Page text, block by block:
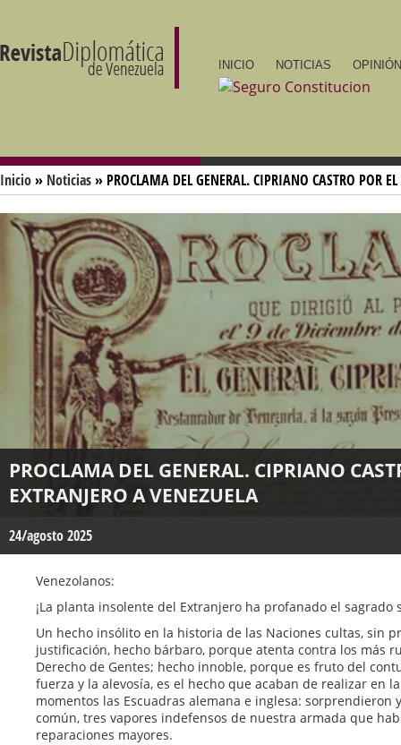
INICIO NOTICIAS
Inicio» Noticias» PROCLAMA DEL GENERAL. CIPRIANO CASTRO POR
PROCLAMA DEL GENERAL. CIPRIANO
EXTRANJERO A VENEZUELA
24/agosto 2025
Venezolanos:
¡La planta insolente del Extranjero ha profanado el sagrado
Un hecho insólito en la historia de las Naciones cultas, sin
justificación, hecho bárbaro, porque atenta contra los más
Derecho de Gentes; hecho innoble, porque es fruto del
fuerza y la alevosía, es el hecho que acaban de realizar en
momentos las Escuadras alemana e inglesa: sorprendieron
común, tres vapores indefensos de nuestra armada que
reparaciones mayores.